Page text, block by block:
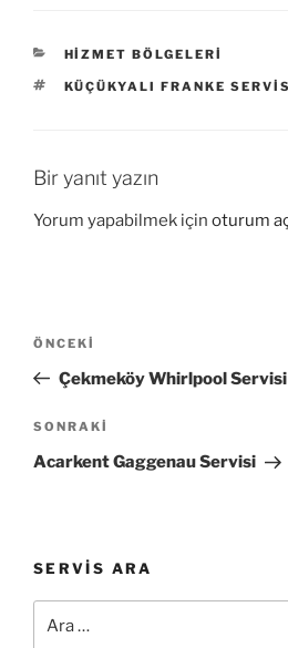
KATEGORILER
HIZMET BÖLGELERI
ETIKETLER
KÜÇÜKYALI FRANKE
Bir yanıt yazın
Yorum yapabilmek için oturum
Yazı
Önceki
Yazı
ÖNCEKI
Çekmeköy Whirlpool Servisi
Sonraki
Yazı
SONRAKI
Acarkent Gaggenau Servisi
SERVIS ARA